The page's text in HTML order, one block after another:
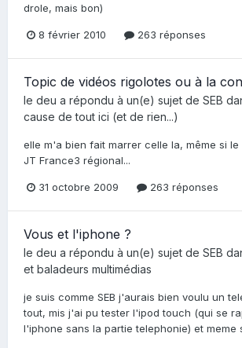
drole, mais bon)
8 février 2010 263 réponses
Topic de vidéos rigolotes ou à la con
le deu a répondu à un(e) sujet de SEB
cause de tout ici (et de rien...)
elle m'a bien fait marrer celle la, même si
JT France3 régional...
31 octobre 2009 263 réponses
Vous et l'iphone ?
le deu a répondu à un(e) sujet de SEB
et baladeurs multimédias
je suis comme SEB j'aurais bien voulu un
tout, mis j'ai pu tester l'ipod touch (qui se
l'iphone sans la partie telephonie) et meme